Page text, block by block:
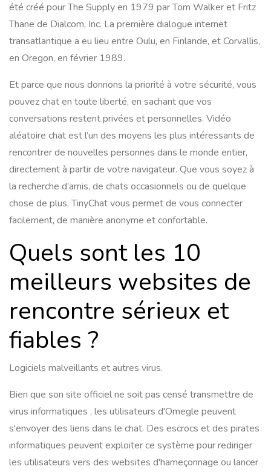
été créé pour The Supply en 1979 par Tom Walker et Fritz
Thane de Dialcom, Inc. La première dialogue internet
transatlantique a eu lieu entre Oulu, en Finlande, et Corvallis,
en Oregon, en février 1989.
Et parce que nous donnons la priorité à votre sécurité, vous
pouvez chat en toute liberté, en sachant que vos
conversations restent privées et personnelles. Vidéo
aléatoire chat est l’un des moyens les plus intéressants de
rencontrer de nouvelles personnes dans le monde entier,
directement à partir de votre navigateur. Que vous soyez à
la recherche d’amis, de chats occasionnels ou de quelque
chose de plus, TinyChat vous permet de vous connecter
facilement, de manière anonyme et confortable.
Quels sont les 10
meilleurs websites de
rencontre sérieux et
fiables ?
Logiciels malveillants et autres virus.
Bien que son site officiel ne soit pas censé transmettre de
virus informatiques , les utilisateurs d'Omegle peuvent
s'envoyer des liens dans le chat. Des escrocs et des pirates
informatiques peuvent exploiter ce système pour rediriger
les utilisateurs vers des websites d'hameçonnage ou lancer